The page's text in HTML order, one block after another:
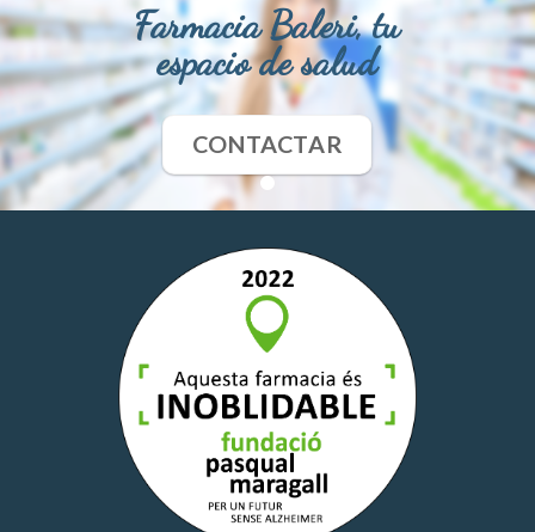
Farmacia Baleri, tu
espacio de salud
CONTACTAR